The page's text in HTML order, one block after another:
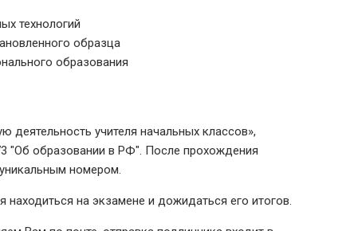
технологий
образца
образования
учителя начальных классов»,
"Об образовании в РФ". После прохождения
номером.
на экзамене и дожидаться его итогов.